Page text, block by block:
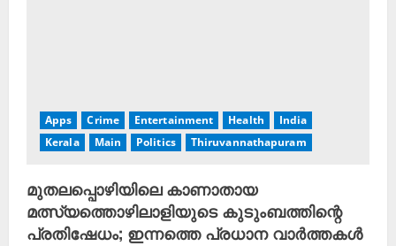
Apps Crime Entertainment Health
India
Kerala
Main Politics Thiruvannathapuram
മുതലപ്പൊഴിയിലെ കാണാതായ
മത്സ്യത്തൊഴിലാളിയുടെ കുടുംബത്തിന്റെ
പ്രതിഷേധം; ഇന്നത്തെ പ്രധാന വാർത്തകൾ